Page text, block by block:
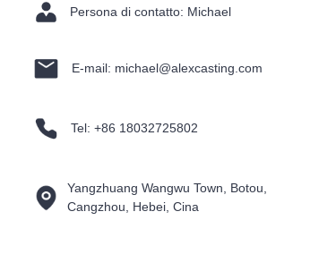
Persona di contatto: Michael
E-mail: michael@alexcasting.com
Tel: +86 18032725802
Yangzhuang Wangwu Town, Botou,
Cangzhou, Hebei, Cina